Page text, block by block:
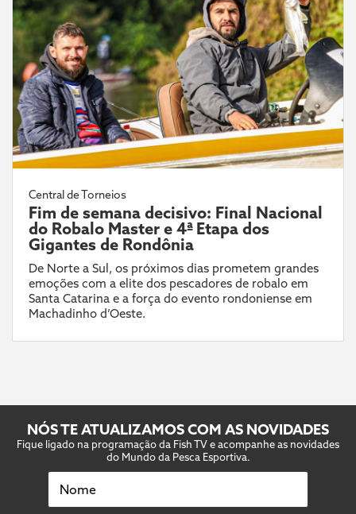
Central de Torneios
Fim de semana decisivo: Final Nacional
do Robalo Master e 4ª Etapa dos
Gigantes de Rondônia
De Norte a Sul, os próximos dias prometem grandes
emoções com a elite dos pescadores de robalo em
Santa Catarina e a força do evento rondoniense em
Machadinho d’Oeste.
NÓS TE ATUALIZAMOS COM AS NOVIDADES
Fique ligado na programação da Fish TV e acompanhe as novidades
do Mundo da Pesca Esportiva.
Nome